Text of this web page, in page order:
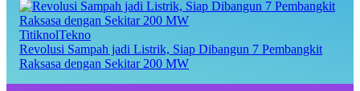
TitiknolTekno
Revolusi Sampah jadi Listrik, Siap Dibangun 7 Pembangkit
Raksasa dengan Sekitar 200 MW